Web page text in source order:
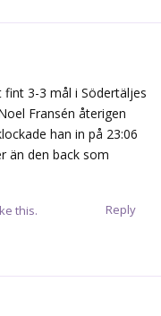
3-3 mål i Södertäljes
Fransén återigen
han in på 23:06
än den back som
Reply
this.